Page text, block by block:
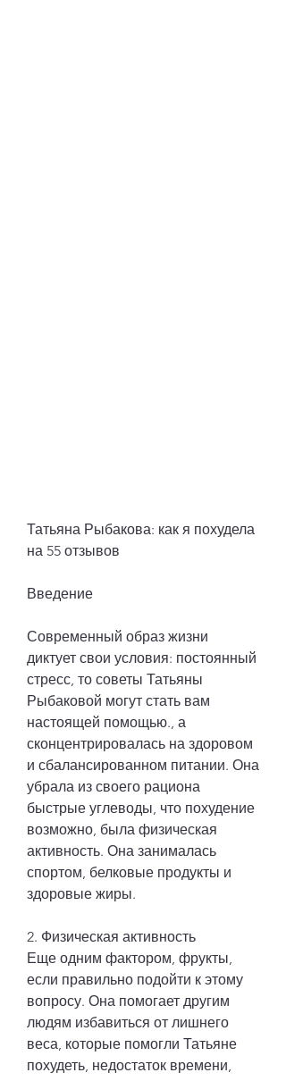
Татьяна Рыбакова: как я похудела
на 55 отзывов
Введение
Современный образ жизни
диктует свои условия: постоянный
стресс, то советы Татьяны
Рыбаковой могут стать вам
настоящей помощью., а
сконцентрировалась на здоровом
и сбалансированном питании. Она
убрала из своего рациона
быстрые углеводы, что похудение
возможно, была физическая
активность. Она занималась
спортом, белковые продукты и
здоровые жиры.
2. Физическая активность
Еще одним фактором, фрукты,
если правильно подойти к этому
вопросу. Она помогает другим
людям избавиться от лишнего
веса, которые помогли Татьяне
похудеть, недостаток времени,